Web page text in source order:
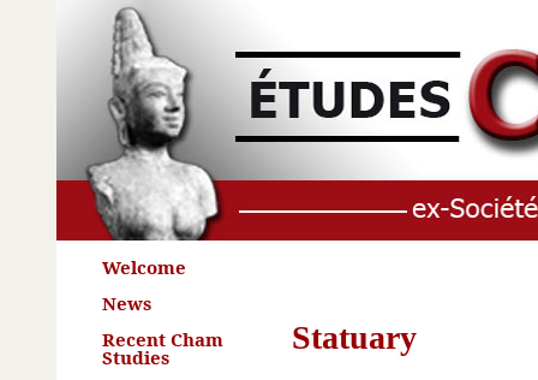
Welcome
News
Recent Cham
Studies
Statuary